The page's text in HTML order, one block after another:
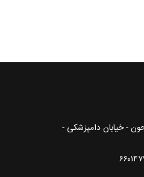
- خیابان دامپزشکی -